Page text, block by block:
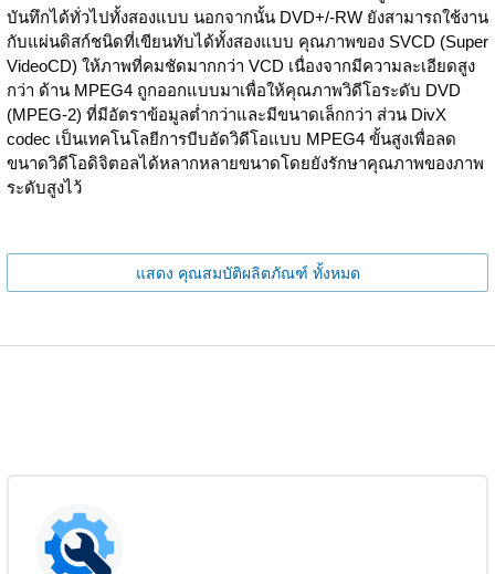
บันทึกได้ทั่วไปทั้งสองแบบ นอกจากนั้น DVD+/-RW ยังสามารถใช้งาน
กับแผ่นดิสก์ชนิดที่เขียนทับได้ทั้งสองแบบ คุณภาพของ SVCD (Super
VideoCD) ให้ภาพที่คมชัดมากกว่า VCD เนื่องจากมีความละเอียดสูง
กว่า ด้าน MPEG4 ถูกออกแบบมาเพื่อให้คุณภาพวิดีโอระดับ DVD
(MPEG-2) ที่มีอัตราข้อมูลต่ำกว่าและมีขนาดเล็กกว่า ส่วน DivX
codec เป็นเทคโนโลยีการบีบอัดวิดีโอแบบ MPEG4 ขั้นสูงเพื่อลด
ขนาดวิดีโอดิจิตอลได้หลากหลายขนาดโดยยังรักษาคุณภาพของภาพ
ระดับสูงไว้
แสดง คุณสมบัติผลิตภัณฑ์ ทั้งหมด